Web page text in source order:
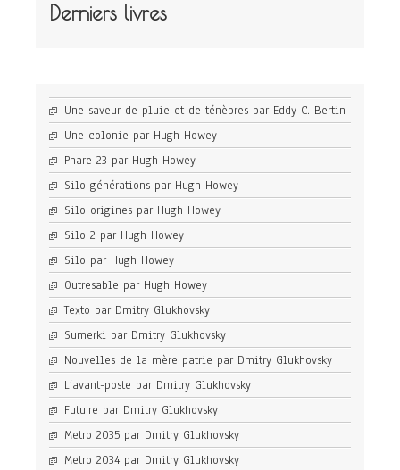
Derniers livres
Une saveur de pluie et de ténèbres par Eddy C. Bertin
Une colonie par Hugh Howey
Phare 23 par Hugh Howey
Silo générations par Hugh Howey
Silo origines par Hugh Howey
Silo 2 par Hugh Howey
Silo par Hugh Howey
Outresable par Hugh Howey
Texto par Dmitry Glukhovsky
Sumerki par Dmitry Glukhovsky
Nouvelles de la mère patrie par Dmitry Glukhovsky
L’avant-poste par Dmitry Glukhovsky
Futu.re par Dmitry Glukhovsky
Metro 2035 par Dmitry Glukhovsky
Metro 2034 par Dmitry Glukhovsky